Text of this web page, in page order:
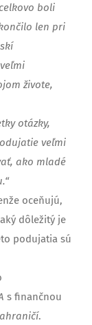
boli
len pri
živote,
otázky,
veľmi
ako mladé
oceňujú,
dôležitý je
podujatia sú
s finančnou
.